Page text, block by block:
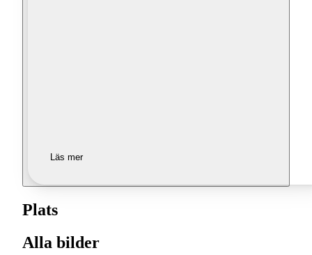
Läs mer
Plats
Alla bilder